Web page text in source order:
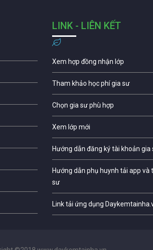
LINK - LIÊN KẾT
Xem hợp đồng nhận lớp
Tham khảo học phí gia sư
Chọn gia sư phù hợp
Xem lớp mới
Hướng dẫn đăng ký tài khoản gia
Hướng dẫn phụ huynh tải app và
sư
Link tải ứng dụng